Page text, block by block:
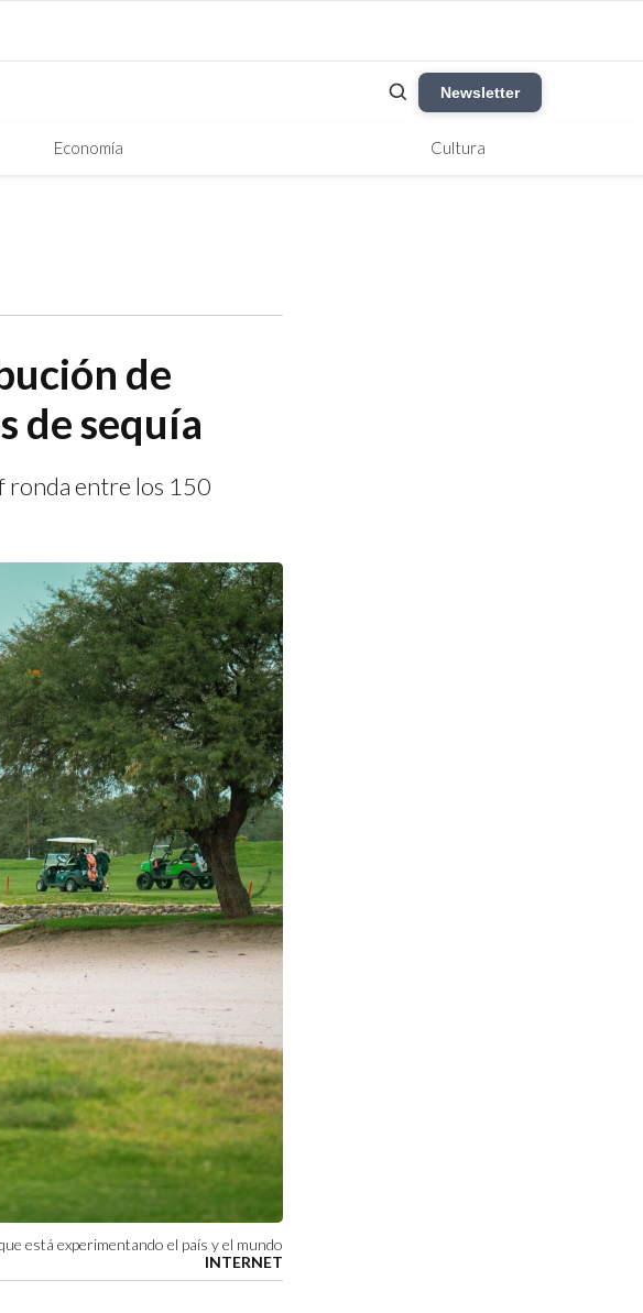
Newsletter
Economía Cultura
de
de sequía
ronda entre los 150
está experimentando el país y el mundo
INTERNET